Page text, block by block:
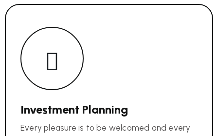
Investment Planning
Every pleasure is to be welcomed and every